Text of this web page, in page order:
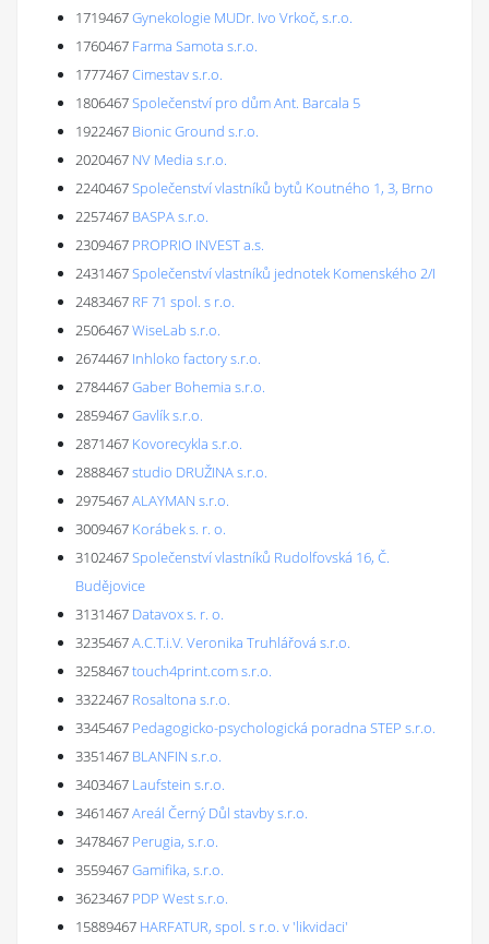
1719467Gynekologie MUDr. Ivo Vrkoč, s.r.o.
1760467 Farma Samota s.r.o.
1777467Cimestav s.r.o.
1806467Společenství pro dům Ant. Barcala 5
1922467 Bionic Ground s.r.o.
2020467 NV Media s.r.o.
2240467Společenství vlastníků bytů Koutného 1, 3, Brno
2257467 BASPA s.r.o.
2309467 PROPRIO INVEST a.s.
2431467Společenství vlastníků jednotek Komenského 2/I
2483467 RF 71 spol. s r.o.
2506467WiseLab s.r.o.
2674467 Inhloko factory s.r.o.
2784467Gaber Bohemia s.r.o.
2859467Gavlík s.r.o.
2871467 Kovorecykla s.r.o.
2888467studio DRUŽINA s.r.o.
2975467ALAYMAN s.r.o.
3009467 Korábek s. r. o.
3102467Společenství vlastníků Rudolfovská 16, Č.
Budějovice
3131467 Datavox s. r. o.
3235467A.C.T.i.V. Veronika Truhlářová s.r.o.
3258467touch4print.com s.r.o.
3322467 Rosaltona s.r.o.
3345467 Pedagogicko-psychologická poradna STEP s.r.o.
3351467 BLANFIN s.r.o.
3403467 Laufstein s.r.o.
3461467Areál Černý Důl stavby s.r.o.
3478467 Perugia, s.r.o.
3559467Gamifika, s.r.o.
3623467 PDP West s.r.o.
15889467 HARFATUR, spol. s r.o. v 'likvidaci'